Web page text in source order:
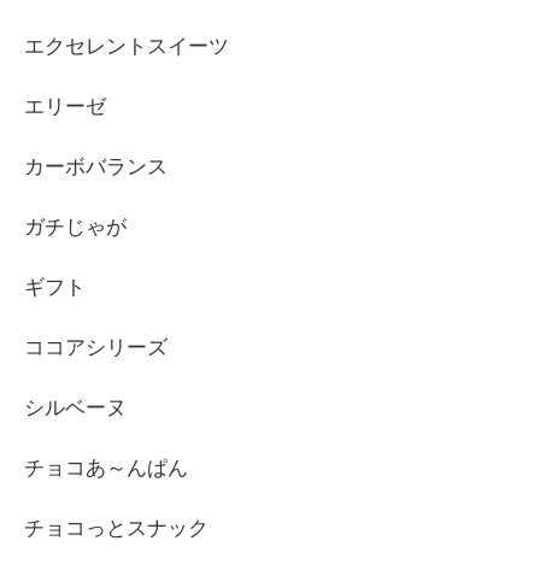
エクセレントスイーツ
エリーゼ
カーボバランス
ガチじゃが
ギフト
ココアシリーズ
シルベーヌ
チョコあ～んぱん
チョコっとスナック